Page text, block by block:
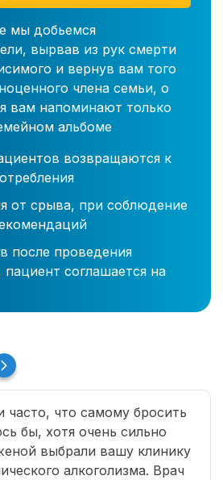
мы добьемся
вырвав из рук смерти
и вернув вам того
члена семьи, о
вам напоминают только
альбоме
возвращаются к
от срыва, при соблюдение
после проведения
соглашается на
часто, что самому бросить
бы, хотя очень сильно
выбрали вашу клинику
алкоголизма. Врач